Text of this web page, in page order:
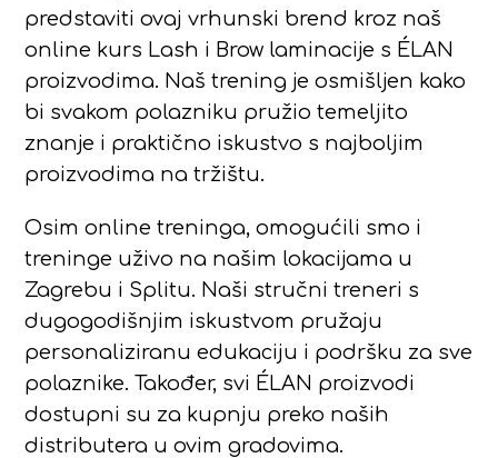
predstaviti ovaj vrhunski brend kroz naš
online kurs Lash i Brow laminacije s ÉLAN
proizvodima. Naš trening je osmišljen kako
bi svakom polazniku pružio temeljito
znanje i praktično iskustvo s najboljim
proizvodima na tržištu.
Osim online treninga, omogućili smo i
treninge uživo na našim lokacijama u
Zagrebu i Splitu. Naši stručni treneri s
dugogodišnjim iskustvom pružaju
personaliziranu edukaciju i podršku za sve
polaznike. Također, svi ÉLAN proizvodi
dostupni su za kupnju preko naših
distributera u ovim gradovima.